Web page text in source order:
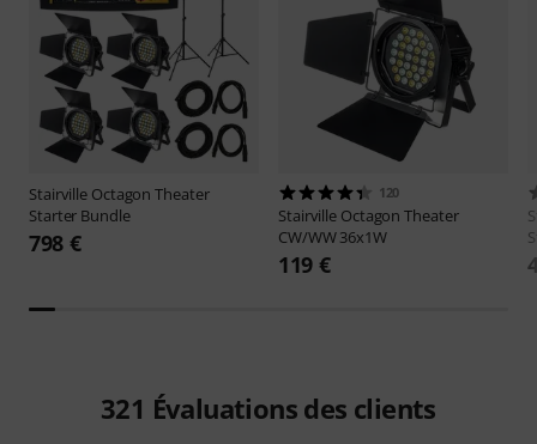
Stairville Octagon Theater
Starter Bundle
798 €
120
Stairville Octagon Theater
CW/WW 36x1W
119 €
321 Évaluations des clients